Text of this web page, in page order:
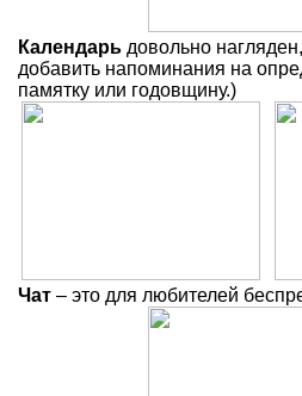
Календарь довольно
добавить напоминания на
памятку или годовщину.)
Чат – это для любителей